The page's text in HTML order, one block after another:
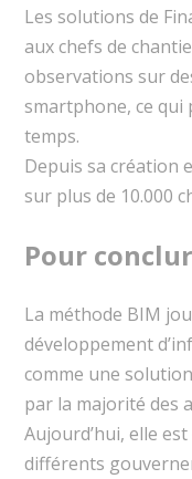
Les solutions de
aux chefs de
observations sur
smartphone, ce
temps.
Depuis sa création
sur plus de 10.000
Pour
La méthode BIM
développement
comme une
par la majorité des
Aujourd’hui, elle
différents